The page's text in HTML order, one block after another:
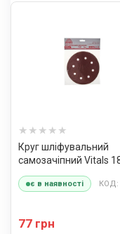
Круг шліфувальний
самозачіпний Vitals
8 отв., з. – 80, 5 од.
є в наявності КОД:
77 грн